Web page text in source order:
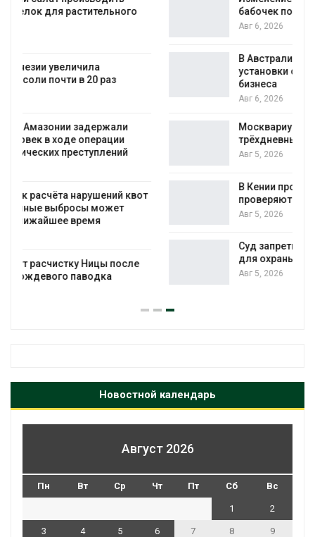
бабочек по всему миру
В Австралии снизят стоимость
установки солнечных панелей для
бизнеса
Москвариум отметит 11-летие
трёхдневным фестивалем
Авг 5, 2026
В Кении противников строительства АЭС
проверяют по статье о терроризме
Авг 5, 2026
Суд запретил использовать крокодилов
для охраны израильской тюрьмы
Авг 5, 2026
Новостной календарь
Август 2026
Пн Вт Ср Чт Пт Сб Вс
1 2
3 4 5 6 7 8 9